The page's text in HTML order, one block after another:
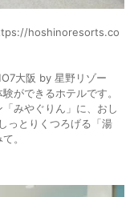
hoshinoresorts.co
大阪 by 星野リゾー
ができるホテルです。
みやぐりん」に、おし
っとりくつろげる「湯
。